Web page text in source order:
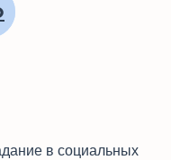
в социальных